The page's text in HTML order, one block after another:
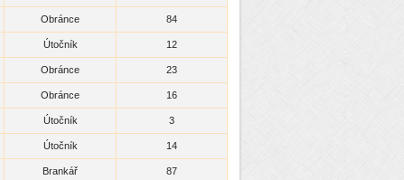
Obránce 84
Útočník 12
Obránce 23
Obránce 16
Útočník 3
Útočník 14
Brankář 87